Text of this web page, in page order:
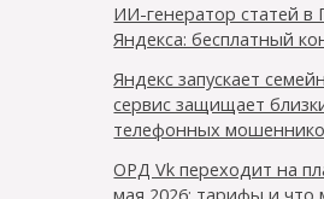
ИИ-генератор статей
Яндекса: бесплатный
Яндекс запускает
сервис защищает
телефонных
ОРД Vk переходит на